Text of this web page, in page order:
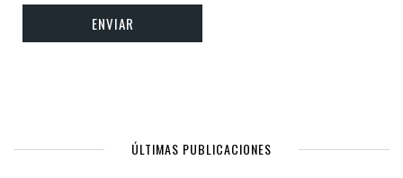
ÚLTIMAS PUBLICACIONES